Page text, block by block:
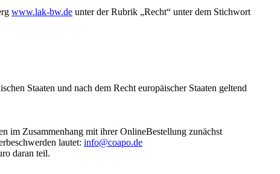
www.lak-bw.de unter der Rubrik „Recht“ unter dem Stichwort
Staaten und nach dem Recht europäischer Staaten geltend
im Zusammenhang mit ihrer OnlineBestellung zunächst
lautet: info@coapo.de
daran teil.